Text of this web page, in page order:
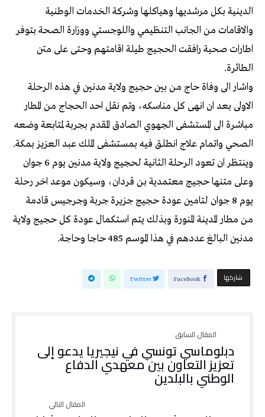
الدينية بكل مرشديها وهياكلها وشركة الخدمات الوطنية
والاقامات من الجانب التنظيمي واللوجستي ووزارة الصحة بتوفر
اطارات صحية رافقت الحجيج طيلة اقامتهم وحتى على متن
الطائرة.
واشار الى وفاة حاج من بين حجيج ولاية مدنين في هذه الرحلة
الاولى بعد ان انهى كل مناسكه، وتم نقل احد الحجاج من المطار
مباشرة الى المستشفى الجهوي الصادق المقدم بجربة لمتابعة وضعه
الصحي واتمام علاج انطلق فيه بمستشفى الملك عبد العزيز بمكة.
وينتظر ان تعود الرحلة الثانية لحجيج ولاية مدنين يوم 6 جوان
وعلى متنها حجيج معتمدية بن قردان، وسيكون موعد اخر رحلة
يوم 8 جوان لتامين عودة حجيج جزيرة جربة وجرجيس قادمة
من مطار المدينة المنورة وبذلك يتم استكمال عودة كل حجيج ولاية
مدنين البالغ عددهم في هذا الموسم 485 حاجا وحاجة.
‫‫ شاركها‬ Facebook
Twitter
دبلوماسي تونسي في نيجيريا يدعو إلى
تعزيز التعاون بين معهدي الدفاع
الوطني بالبلدين